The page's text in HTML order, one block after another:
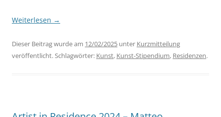
Weiterlesen →
Dieser Beitrag wurde am 12/02/2025 unter Kurzmitteilung
veröffentlicht. Schlagwörter: Kunst, Kunst-Stipendium, Residenzen.